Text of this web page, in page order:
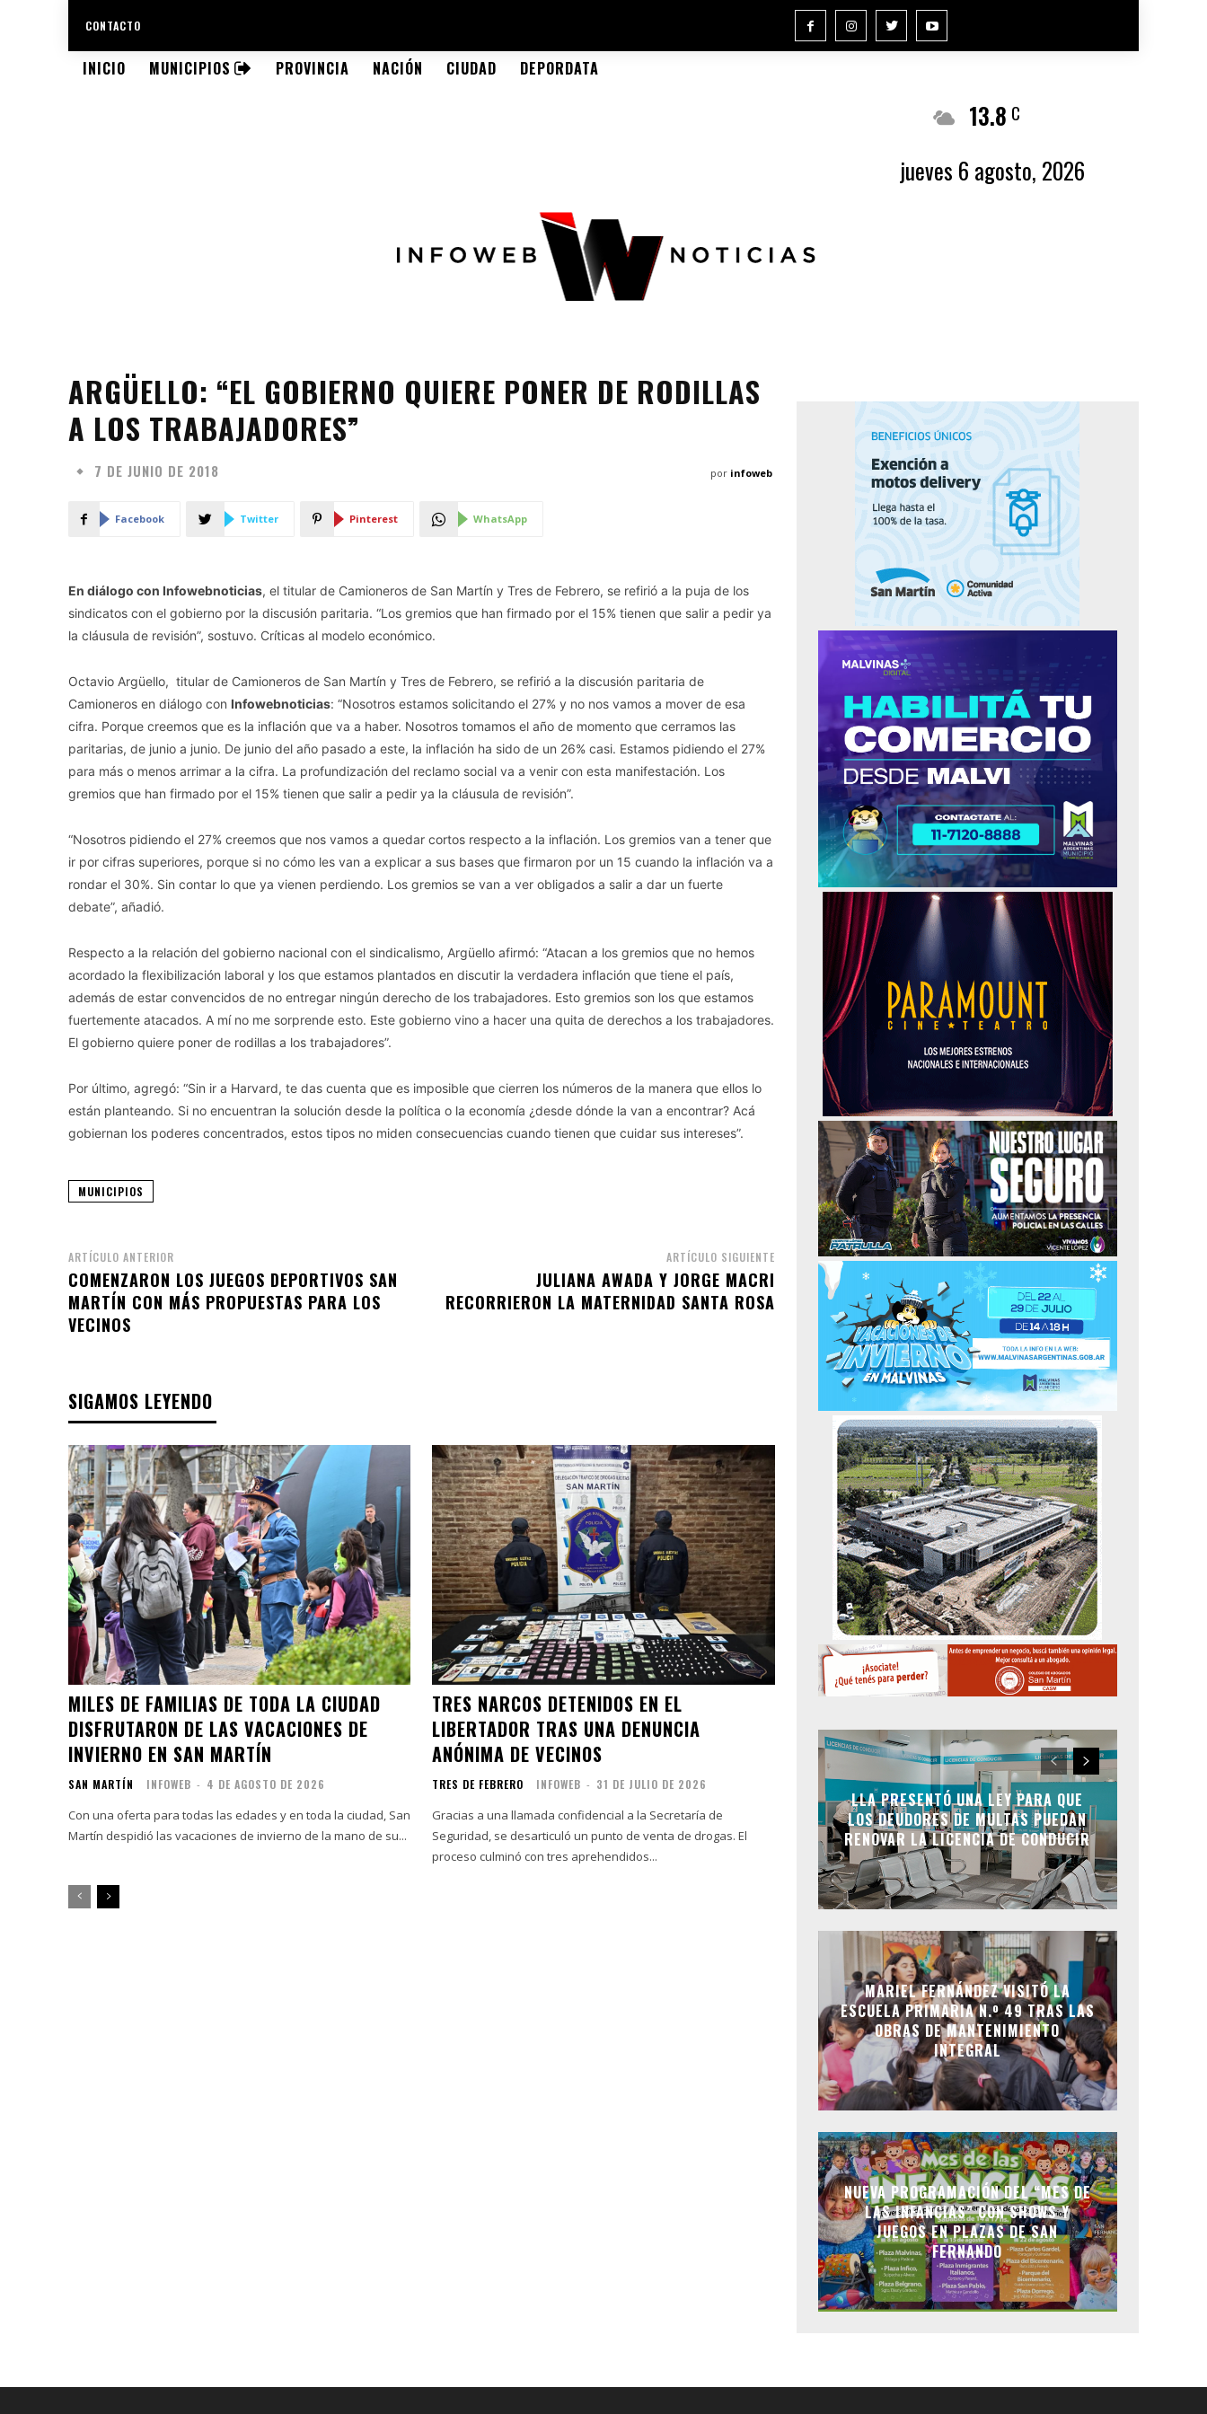
CONTACTO
INICIO MUNICIPIOS PROVINCIA NACIÓN CIUDAD DEPORDATA
13.8 C
jueves 6 agosto, 2026
ARGÜELLO: “EL GOBIERNO QUIERE PONER DE RODILLAS
A LOS TRABAJADORES”
7 DE JUNIO DE 2018 por infoweb
Facebook Twitter Pinterest WhatsApp
En diálogo con Infowebnoticias, el titular de Camioneros de San Martín y Tres de Febrero, se refirió a la puja de los
sindicatos con el gobierno por la discusión paritaria. “Los gremios que han firmado por el 15% tienen que salir a pedir ya
la cláusula de revisión”, sostuvo. Críticas al modelo económico.
Octavio Argüello, titular de Camioneros de San Martín y Tres de Febrero, se refirió a la discusión paritaria de
Camioneros en diálogo con Infowebnoticias: “Nosotros estamos solicitando el 27% y no nos vamos a mover de esa
cifra. Porque creemos que es la inflación que va a haber. Nosotros tomamos el año de momento que cerramos las
paritarias, de junio a junio. De junio del año pasado a este, la inflación ha sido de un 26% casi. Estamos pidiendo el 27%
para más o menos arrimar a la cifra. La profundización del reclamo social va a venir con esta manifestación. Los
gremios que han firmado por el 15% tienen que salir a pedir ya la cláusula de revisión”.
“Nosotros pidiendo el 27% creemos que nos vamos a quedar cortos respecto a la inflación. Los gremios van a tener que
ir por cifras superiores, porque si no cómo les van a explicar a sus bases que firmaron por un 15 cuando la inflación va a
rondar el 30%. Sin contar lo que ya vienen perdiendo. Los gremios se van a ver obligados a salir a dar un fuerte
debate”, añadió.
Respecto a la relación del gobierno nacional con el sindicalismo, Argüello afirmó: “Atacan a los gremios que no hemos
acordado la flexibilización laboral y los que estamos plantados en discutir la verdadera inflación que tiene el país,
además de estar convencidos de no entregar ningún derecho de los trabajadores. Esto gremios son los que estamos
fuertemente atacados. A mí no me sorprende esto. Este gobierno vino a hacer una quita de derechos a los trabajadores.
El gobierno quiere poner de rodillas a los trabajadores”.
Por último, agregó: “Sin ir a Harvard, te das cuenta que es imposible que cierren los números de la manera que ellos lo
están planteando. Si no encuentran la solución desde la política o la economía ¿desde dónde la van a encontrar? Acá
gobiernan los poderes concentrados, estos tipos no miden consecuencias cuando tienen que cuidar sus intereses”.
MUNICIPIOS
ARTÍCULO ANTERIOR
COMENZARON LOS JUEGOS DEPORTIVOS SAN
MARTÍN CON MÁS PROPUESTAS PARA LOS
VECINOS
ARTÍCULO SIGUIENTE
JULIANA AWADA Y JORGE MACRI
RECORRIERON LA MATERNIDAD SANTA ROSA
SIGAMOS LEYENDO
MILES DE FAMILIAS DE TODA LA CIUDAD
DISFRUTARON DE LAS VACACIONES DE
INVIERNO EN SAN MARTÍN
SAN MARTÍN INFOWEB - 4 DE AGOSTO DE 2026
Con una oferta para todas las edades y en toda la ciudad, San
Martín despidió las vacaciones de invierno de la mano de su...
TRES NARCOS DETENIDOS EN EL
LIBERTADOR TRAS UNA DENUNCIA
ANÓNIMA DE VECINOS
TRES DE FEBRERO INFOWEB - 31 DE JULIO DE 2026
Gracias a una llamada confidencial a la Secretaría de
Seguridad, se desarticuló un punto de venta de drogas. El
proceso culminó con tres aprehendidos...
LLA PRESENTÓ UNA LEY PARA QUE
LOS DEUDORES DE MULTAS PUEDAN
RENOVAR LA LICENCIA DE CONDUCIR
MARIEL FERNÁNDEZ VISITÓ LA
ESCUELA PRIMARIA N.º 49 TRAS LAS
OBRAS DE MANTENIMIENTO
INTEGRAL
NUEVA PROGRAMACIÓN DEL “MES DE
LAS INFANCIAS” CON SHOWS Y
JUEGOS EN PLAZAS DE SAN
FERNANDO